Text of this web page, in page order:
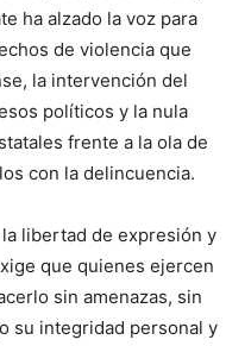
ha alzado la voz para
de violencia que
la intervención del
políticos y la nula
frente a la ola de
con la delincuencia.
libertad de expresión y
que quienes ejercen
sin amenazas, sin
su integridad personal y